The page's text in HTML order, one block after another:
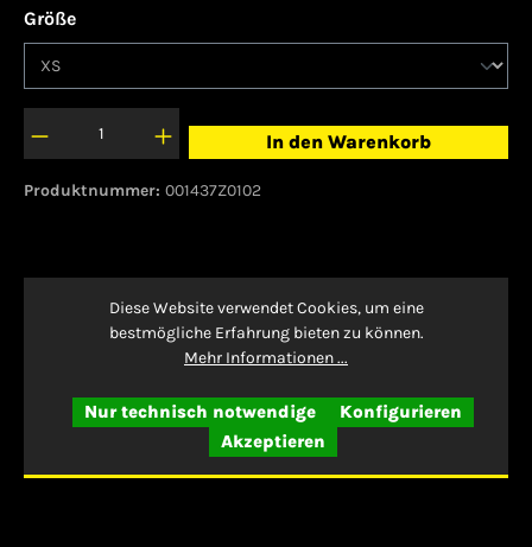
Größeauswählen
In den Warenkorb
Produktnummer: 001437Z0102
In diesem ärmellosen Strickoberteil bleibst du
angenehm kühl, während du beim Spiel alles
gibst. Dri-FIT-Technologie leitet…Mehr
Diese Website verwendet Cookies, um eine
bestmögliche Erfahrung bieten zu können.
Mehr Informationen ...
Nur technisch notwendige
Konfigurieren
Akzeptieren